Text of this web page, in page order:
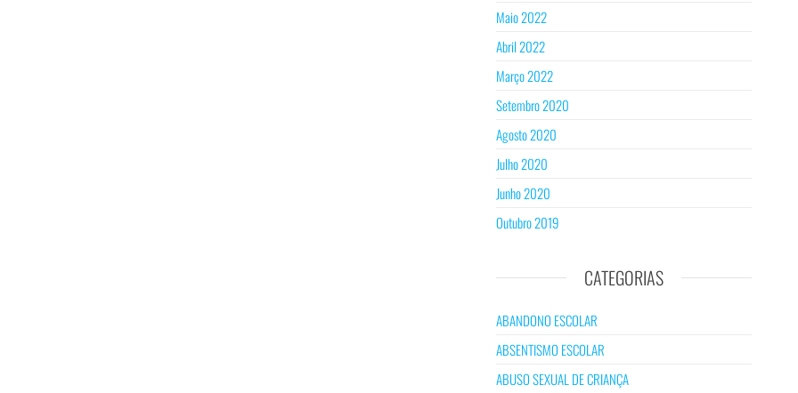
Maio 2022
Abril 2022
Março 2022
Setembro 2020
Agosto 2020
Julho 2020
Junho 2020
Outubro 2019
CATEGORIAS
ABANDONO ESCOLAR
ABSENTISMO ESCOLAR
ABUSO SEXUAL DE CRIANÇA